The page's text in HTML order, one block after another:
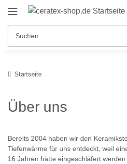
Startseite
Über uns
Bereits 2004 haben wir den
Tiefenwärme für uns entdeckt, weil
16 Jahren hätte eingeschläfert